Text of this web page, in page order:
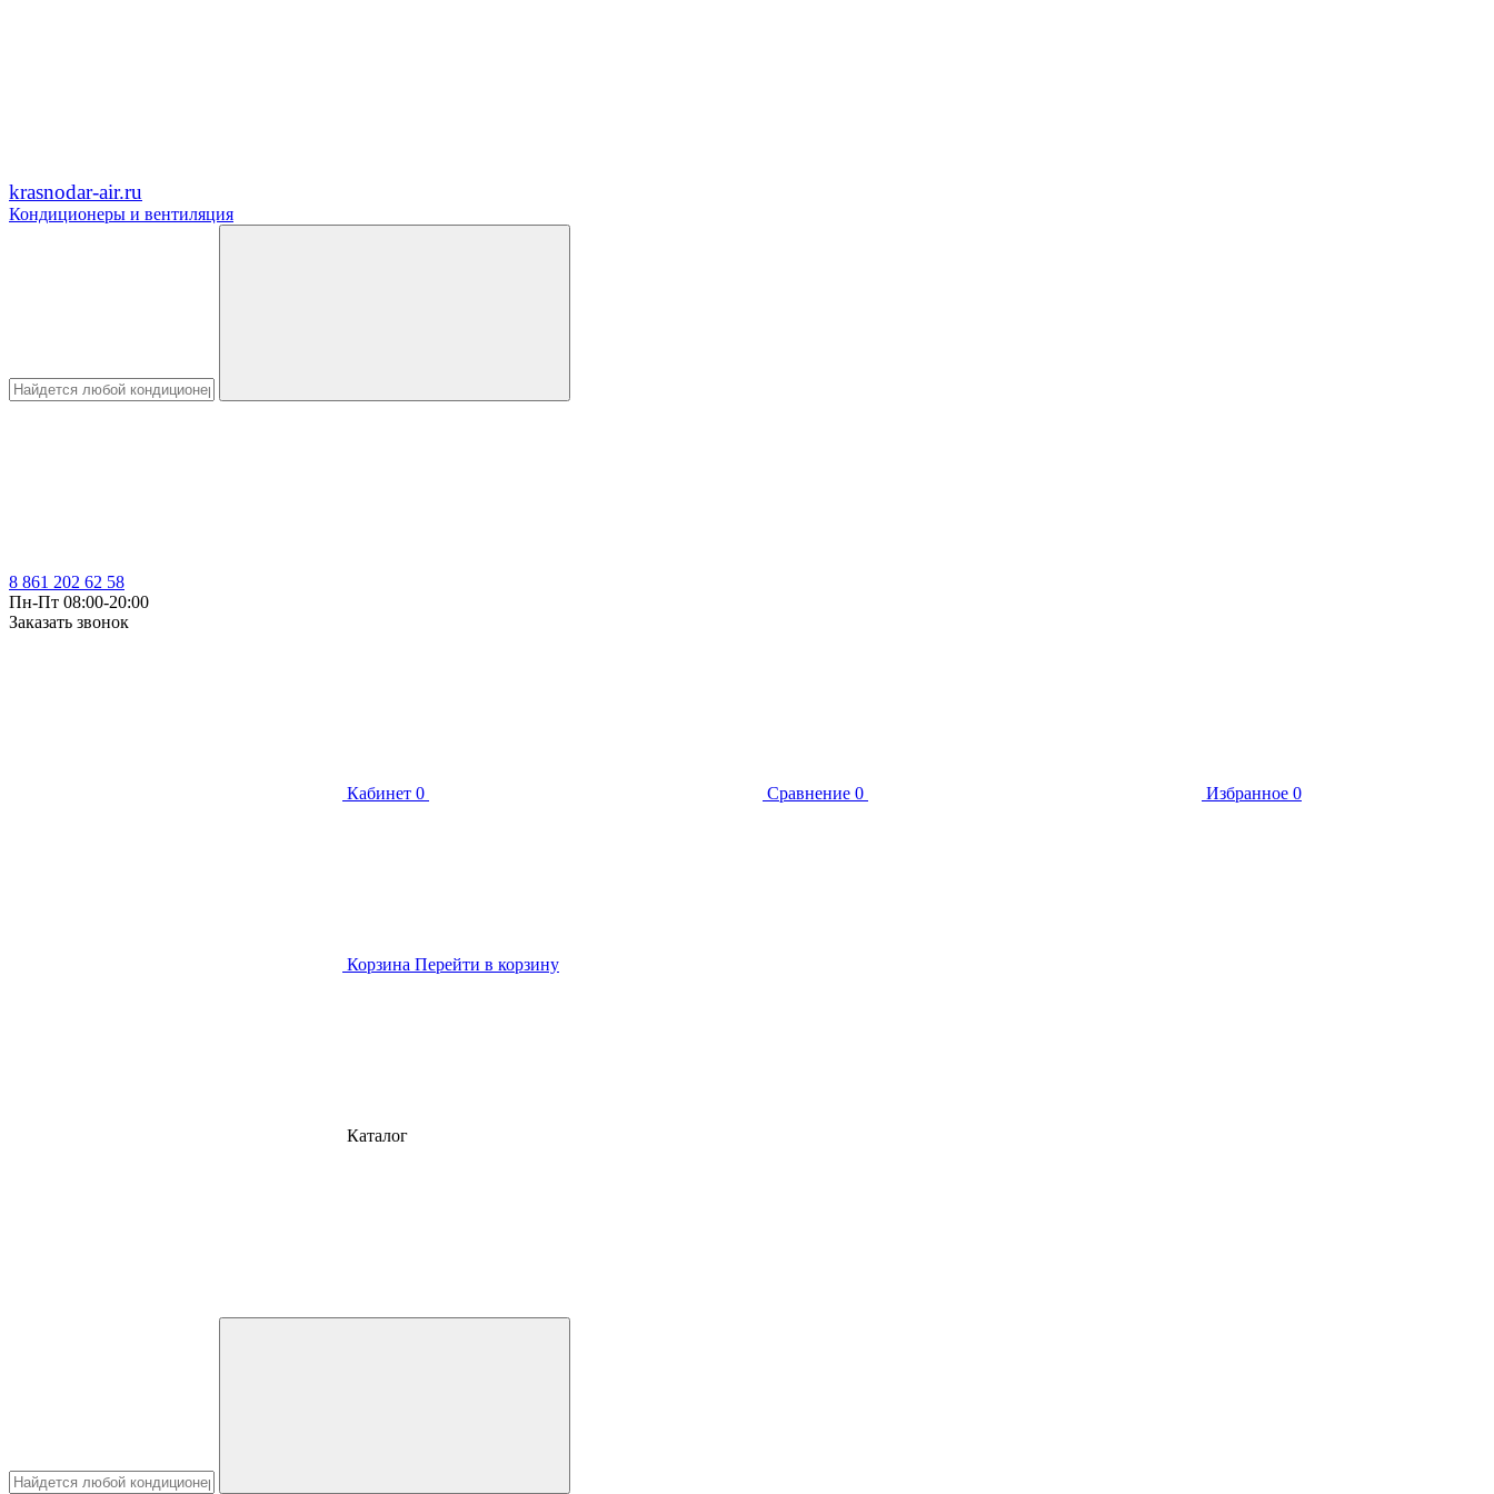
krasnodar-air.ru
Кондиционеры и вентиляция
8 861 202 62 58
Пн-Пт 08:00-20:00
Заказать звонок
Кабинет 0 Сравнение 0 Избранное 0
Корзина Перейти в корзину
Каталог